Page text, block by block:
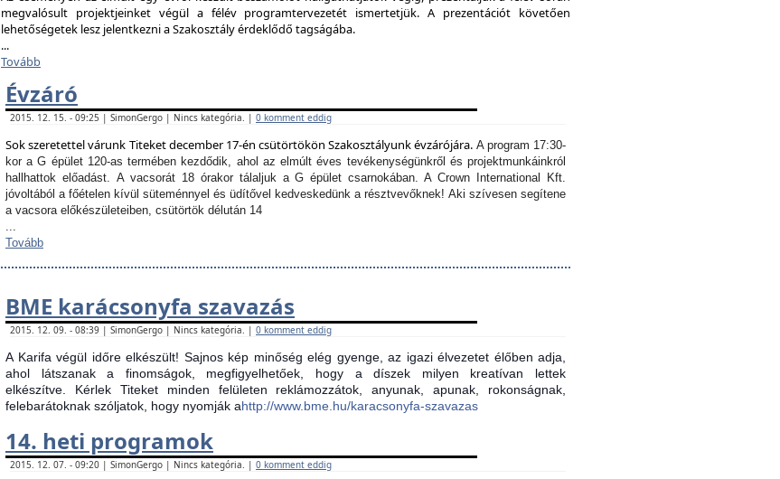
megvalósult projektjeinket végül a félév programtervezetét ismertetjük.A prezentációt követően
lehetőségetek lesz jelentkezni a Szakosztály érdeklődő tagságába.
...
Tovább
Évzáró
2015. 12. 15. - 09:25 | SimonGergo | Nincs kategória. | 0 komment eddig
Sok szeretettel várunk Titeket december 17-én csütörtökön Szakosztályunk évzárójára. A program 17:30-
kor a G épület 120-as termében kezdődik, ahol az elmúlt éves tevékenységünkről és projektmunkáinkról
hallhattok előadást. A vacsorát 18 órakor tálaljuk a G épület csarnokában. A Crown International Kft.
jóvoltából a főételen kívül süteménnyel és üdítővel kedveskedünk a résztvevőknek! Aki szívesen segítene
a vacsora előkészületeiben, csütörtök délután 14
...
Tovább
BME karácsonyfa szavazás
2015. 12. 09. - 08:39 | SimonGergo | Nincs kategória. | 0 komment eddig
A Karifa végül időre elkészült! Sajnos kép minőség elég gyenge, az igazi élvezetet élőben adja,
ahol látszanak a finomságok, megfigyelhetőek, hogy a díszek milyen kreatívan lettek
elkészítve. Kérlek Titeket minden felületen reklámozzátok, anyunak, apunak, rokonságnak,
felebarátoknak szóljatok, hogy nyomják ahttp://www.bme.hu/karacsonyfa-szavazas
14. heti programok
2015. 12. 07. - 09:20 | SimonGergo | Nincs kategória. | 0 komment eddig